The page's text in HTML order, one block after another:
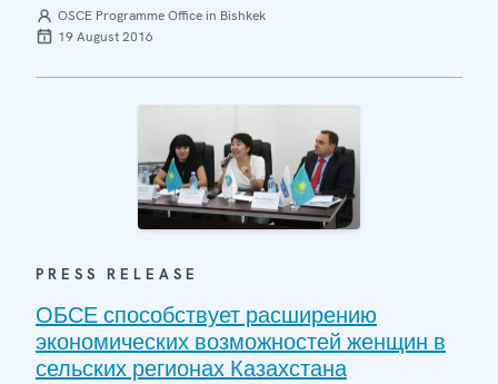
OSCE Programme Office in Bishkek
19 August 2016
PRESS RELEASE
ОБСЕ способствует расширению
экономических возможностей женщин в
сельских регионах Казахстана